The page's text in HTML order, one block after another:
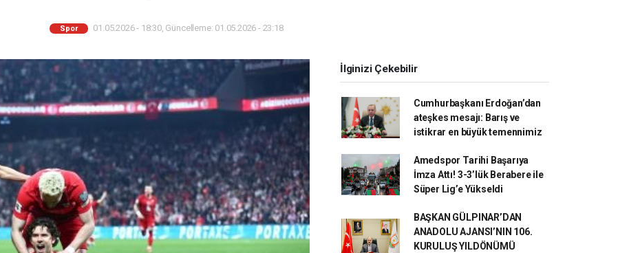
Spor 01.05.2026 - 18:30, Güncelleme: 01.05.2026 - 23:18
İlginizi Çekebilir
Cumhurbaşkanı Erdoğan’dan
ateşkes mesajı: Barış ve
istikrar en büyük temennimiz
Amedspor Tarihi Başarıya
İmza Attı! 3-3’lük Berabere ile
Süper Lig’e Yükseldi
BAŞKAN GÜLPINAR’DAN
ANADOLU AJANSI’NIN 106.
KURULUŞ YILDÖNÜMÜ